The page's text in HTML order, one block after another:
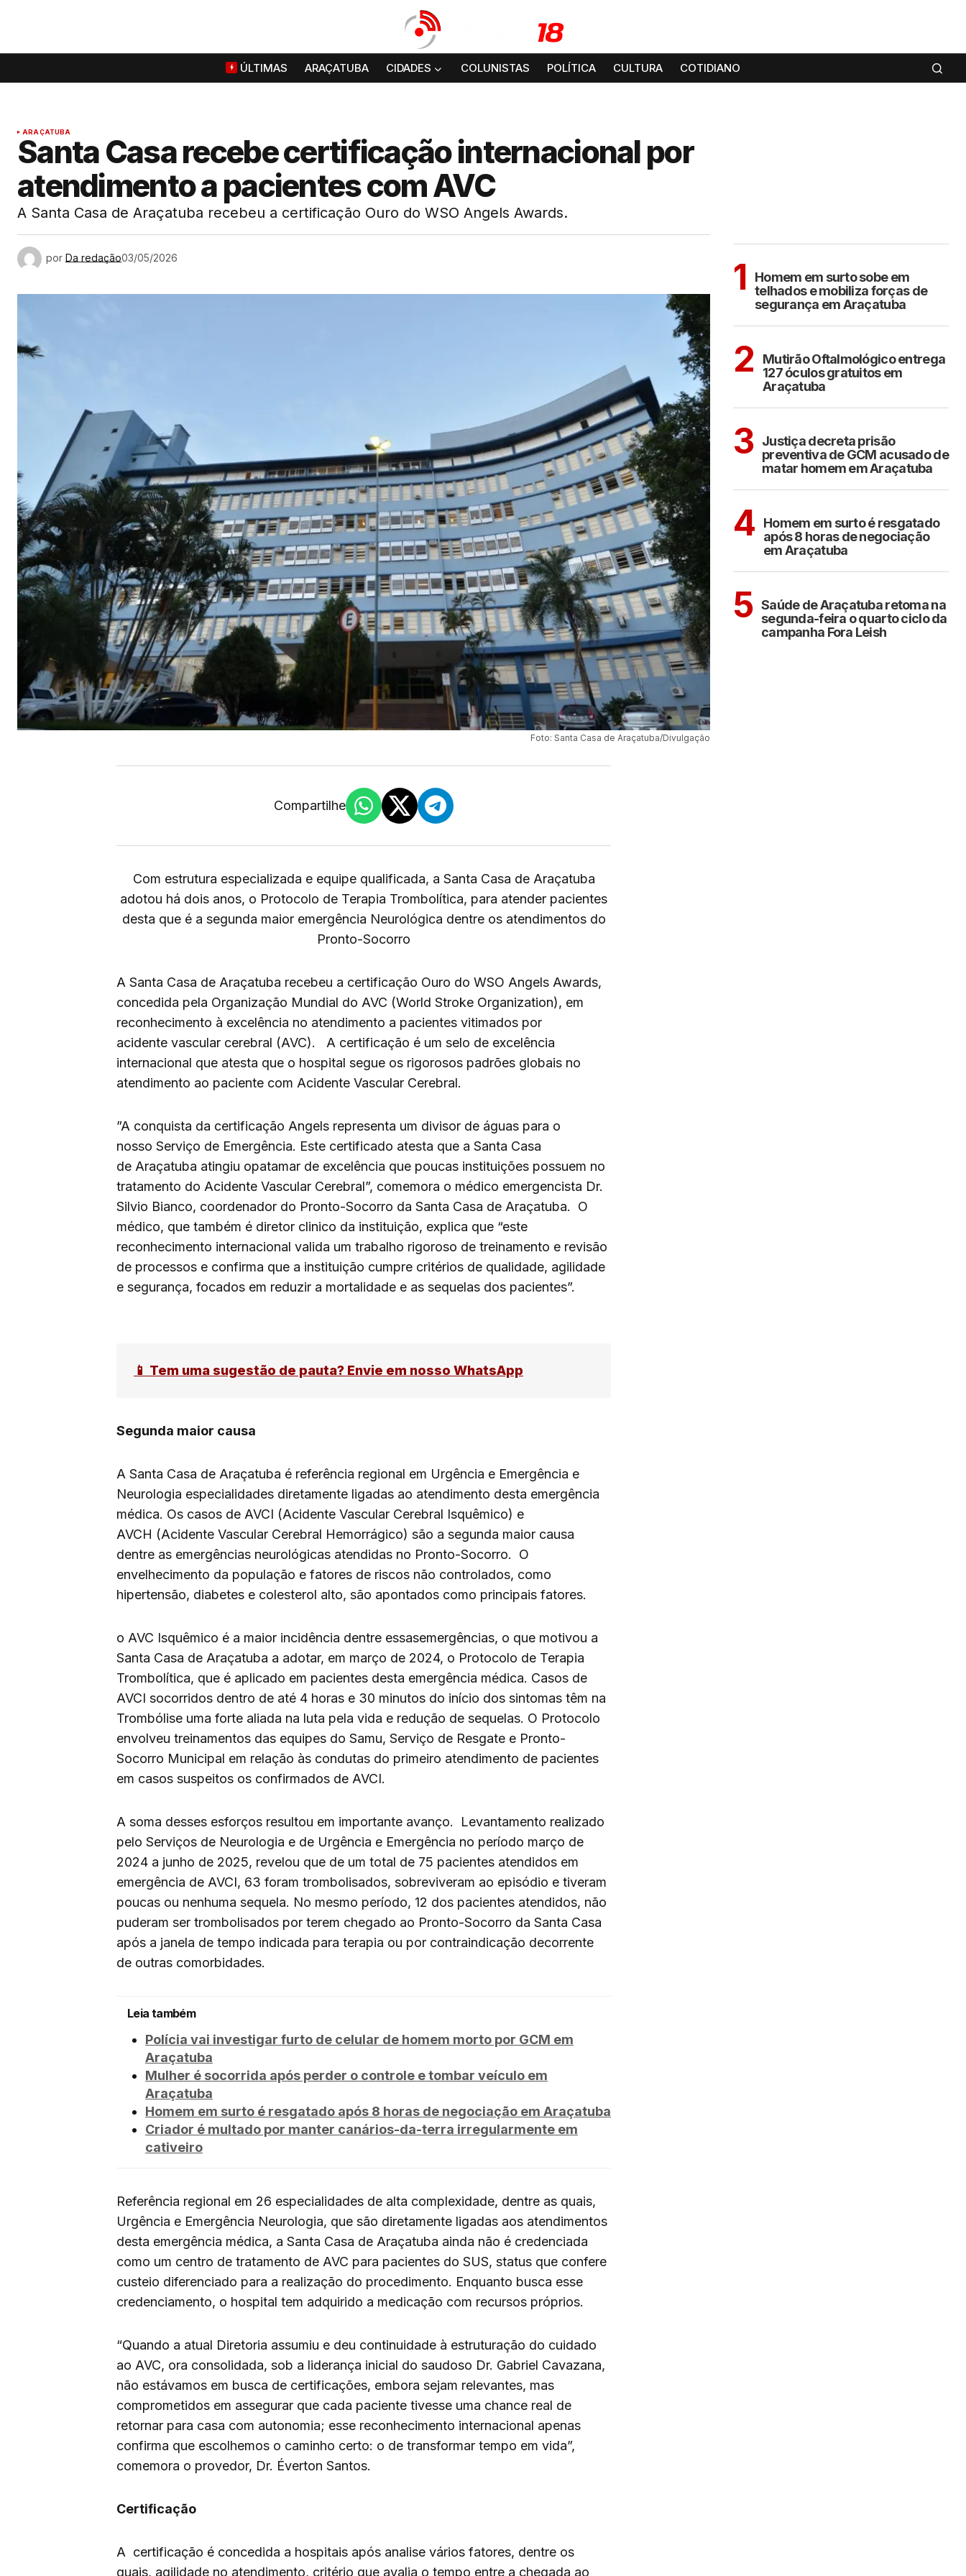
ÚLTIMAS ARAÇATUBA CIDADES COLUNISTAS POLÍTICA CULTURA COTIDIANO
ARAÇATUBA
Santa Casa recebe certificação internacional por
atendimento a pacientes com AVC
A Santa Casa de Araçatuba recebeu a certificação Ouro do WSO Angels Awards.
por Da redação03/05/2026
Foto: Santa Casa de Araçatuba/Divulgação
Compartilhe
Com estrutura especializada e equipe qualificada, a Santa Casa de Araçatuba
adotou há dois anos, o Protocolo de Terapia Trombolítica, para atender pacientes
desta que é a segunda maior emergência Neurológica dentre os atendimentos do
Pronto-Socorro
A Santa Casa de Araçatuba recebeu a certificação Ouro do WSO Angels Awards,
concedida pela Organização Mundial do AVC (World Stroke Organization), em
reconhecimento à excelência no atendimento a pacientes vitimados por
acidente vascular cerebral (AVC). A certificação é um selo de excelência
internacional que atesta que o hospital segue os rigorosos padrões globais no
atendimento ao paciente com Acidente Vascular Cerebral.
​”A conquista da certificação Angels representa um divisor de águas para o
nosso Serviço de Emergência. Este certificado atesta que a Santa Casa
de Araçatuba atingiu opatamar de excelência que poucas instituições possuem no
tratamento do Acidente Vascular Cerebral”, comemora o médico emergencista Dr.
Silvio Bianco, coordenador do Pronto-Socorro da Santa Casa de Araçatuba. O
médico, que também é diretor clinico da instituição, explica que “este
reconhecimento internacional valida um trabalho rigoroso de treinamento e revisão
de processos e confirma que a instituição cumpre critérios de qualidade, agilidade
e segurança, focados em reduzir a mortalidade e as sequelas dos pacientes”.
📱 Tem uma sugestão de pauta? Envie em nosso WhatsApp
Segunda maior causa
A Santa Casa de Araçatuba é referência regional em Urgência e Emergência e
Neurologia especialidades diretamente ligadas ao atendimento desta emergência
médica. Os casos de AVCI (Acidente Vascular Cerebral Isquêmico) e
AVCH (Acidente Vascular Cerebral Hemorrágico) são a segunda maior causa
dentre as emergências neurológicas atendidas no Pronto-Socorro. O
envelhecimento da população e fatores de riscos não controlados, como
hipertensão, diabetes e colesterol alto, são apontados como principais fatores.
o AVC Isquêmico é a maior incidência dentre essasemergências, o que motivou a
Santa Casa de Araçatuba a adotar, em março de 2024, o Protocolo de Terapia
Trombolítica, que é aplicado em pacientes desta emergência médica. Casos de
AVCI socorridos dentro de até 4 horas e 30 minutos do início dos sintomas têm na
Trombólise uma forte aliada na luta pela vida e redução de sequelas. O Protocolo
envolveu treinamentos das equipes do Samu, Serviço de Resgate e Pronto-
Socorro Municipal em relação às condutas do primeiro atendimento de pacientes
em casos suspeitos os confirmados de AVCI.
A soma desses esforços resultou em importante avanço. Levantamento realizado
pelo Serviços de Neurologia e de Urgência e Emergência no período março de
2024 a junho de 2025, revelou que de um total de 75 pacientes atendidos em
emergência de AVCI, 63 foram trombolisados, sobreviveram ao episódio e tiveram
poucas ou nenhuma sequela. No mesmo período, 12 dos pacientes atendidos, não
puderam ser trombolisados por terem chegado ao Pronto-Socorro da Santa Casa
após a janela de tempo indicada para terapia ou por contraindicação decorrente
de outras comorbidades.
Leia também
Polícia vai investigar furto de celular de homem morto por GCM em
Araçatuba
Mulher é socorrida após perder o controle e tombar veículo em
Araçatuba
Homem em surto é resgatado após 8 horas de negociação em Araçatuba
Criador é multado por manter canários-da-terra irregularmente em
cativeiro
Referência regional em 26 especialidades de alta complexidade, dentre as quais,
Urgência e Emergência Neurologia, que são diretamente ligadas aos atendimentos
desta emergência médica, a Santa Casa de Araçatuba ainda não é credenciada
como um centro de tratamento de AVC para pacientes do SUS, status que confere
custeio diferenciado para a realização do procedimento. Enquanto busca esse
credenciamento, o hospital tem adquirido a medicação com recursos próprios.
“Quando a atual Diretoria assumiu e deu continuidade à estruturação do cuidado
ao AVC, ora consolidada, sob a liderança inicial do saudoso Dr. Gabriel Cavazana,
não estávamos em busca de certificações, embora sejam relevantes, mas
comprometidos em assegurar que cada paciente tivesse uma chance real de
retornar para casa com autonomia; esse reconhecimento internacional apenas
confirma que escolhemos o caminho certo: o de transformar tempo em vida”,
comemora o provedor, Dr. Éverton Santos.
Certificação
A certificação é concedida a hospitais após analise vários fatores, dentre os
quais, agilidade no atendimento, critério que avalia o tempo entre a chegada ao
1
Homem em surto sobe em
telhados e mobiliza forças de
segurança em Araçatuba
2
Mutirão Oftalmológico entrega
127 óculos gratuitos em
Araçatuba
3 Justiça decreta prisão
preventiva de GCM acusado de
matar homem em Araçatuba
4
Homem em surto é resgatado
após 8 horas de negociação
em Araçatuba
5 Saúde de Araçatuba retoma na
segunda-feira o quarto ciclo da
campanha Fora Leish